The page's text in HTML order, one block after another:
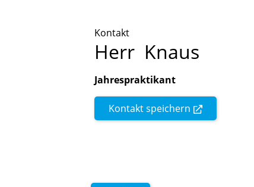
Kontakt
Herr Knaus
Jahrespraktikant
Kontakt speichern